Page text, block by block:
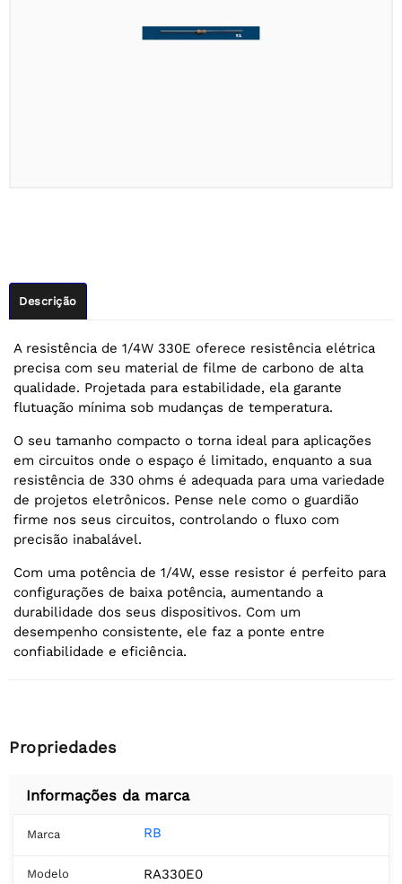
Descrição
A resistência de 1/4W 330E oferece resistência elétrica
precisa com seu material de filme de carbono de alta
qualidade. Projetada para estabilidade, ela garante
flutuação mínima sob mudanças de temperatura.
O seu tamanho compacto o torna ideal para aplicações
em circuitos onde o espaço é limitado, enquanto a sua
resistência de 330 ohms é adequada para uma variedade
de projetos eletrônicos. Pense nele como o guardião
firme nos seus circuitos, controlando o fluxo com
precisão inabalável.
Com uma potência de 1/4W, esse resistor é perfeito para
configurações de baixa potência, aumentando a
durabilidade dos seus dispositivos. Com um
desempenho consistente, ele faz a ponte entre
confiabilidade e eficiência.
Propriedades
Informações da marca
Marca RB
Modelo RA330E0